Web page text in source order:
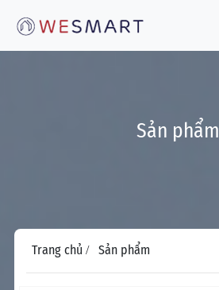
Sản phẩm
Trang chủ / Sản phẩm